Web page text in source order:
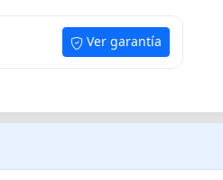
Ver garantía